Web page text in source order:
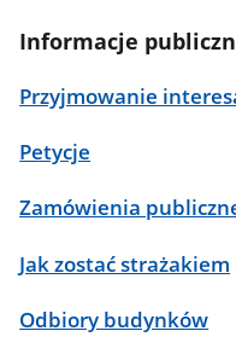
Informacje
Przyjmowanie
Petycje
Zamówienia
Jak zostać strażakiem
Odbiory budynków